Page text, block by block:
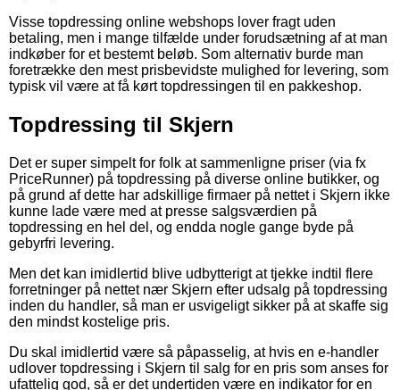
Visse topdressing online webshops lover fragt uden
betaling, men i mange tilfælde under forudsætning af at man
indkøber for et bestemt beløb. Som alternativ burde man
foretrække den mest prisbevidste mulighed for levering, som
typisk vil være at få kørt topdressingen til en pakkeshop.
Topdressing til Skjern
Det er super simpelt for folk at sammenligne priser (via fx
PriceRunner) på topdressing på diverse online butikker, og
på grund af dette har adskillige firmaer på nettet i Skjern ikke
kunne lade være med at presse salgsværdien på
topdressing en hel del, og endda nogle gange byde på
gebyrfri levering.
Men det kan imidlertid blive udbytterigt at tjekke indtil flere
forretninger på nettet nær Skjern efter udsalg på topdressing
inden du handler, så man er usvigeligt sikker på at skaffe sig
den mindst kostelige pris.
Du skal imidlertid være så påpasselig, at hvis en e-handler
udlover topdressing i Skjern til salg for en pris som anses for
ufattelig god, så er det undertiden være en indikator for en